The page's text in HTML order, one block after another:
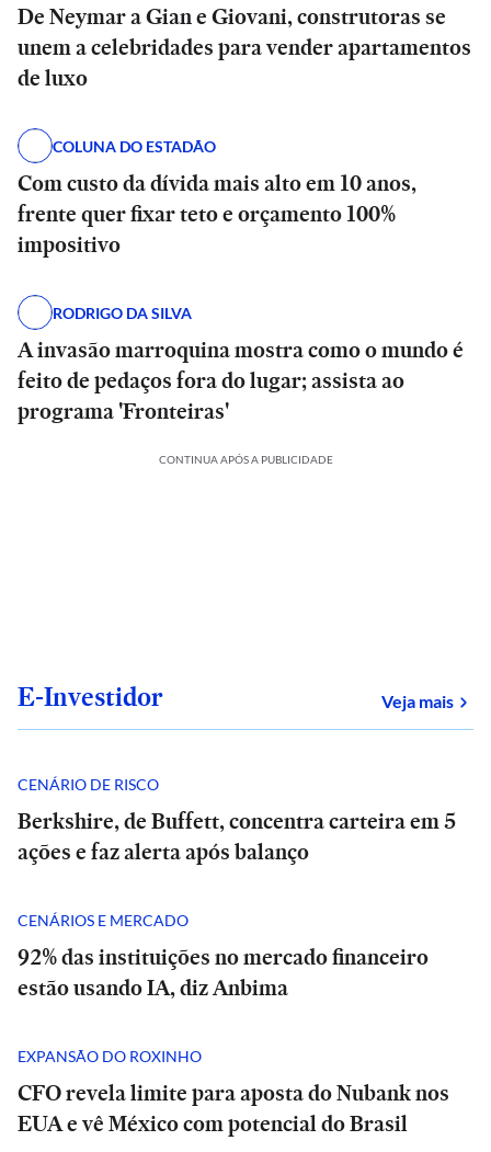
De Neymar a Gian e Giovani, construtoras se
unem a celebridades para vender apartamentos
de luxo
COLUNA DO ESTADÃO
Com custo da dívida mais alto em 10 anos,
frente quer fixar teto e orçamento 100%
impositivo
RODRIGO DA SILVA
A invasão marroquina mostra como o mundo é
feito de pedaços fora do lugar; assista ao
programa 'Fronteiras'
CONTINUA APÓS A PUBLICIDADE
E-Investidor Veja mais
CENÁRIO DE RISCO
Berkshire, de Buffett, concentra carteira em 5
ações e faz alerta após balanço
CENÁRIOS E MERCADO
92% das instituições no mercado financeiro
estão usando IA, diz Anbima
EXPANSÃO DO ROXINHO
CFO revela limite para aposta do Nubank nos
EUA e vê México com potencial do Brasil